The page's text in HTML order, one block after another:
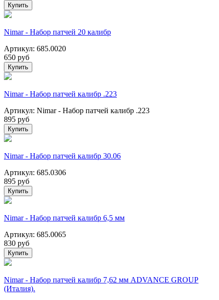
Купить
Nimar - Набор патчей 20 калибр
Артикул: 685.0020
650 руб
Купить
Nimar - Набор патчей калибр .223
Артикул: Nimar - Набор патчей калибр .223
895 руб
Купить
Nimar - Набор патчей калибр 30.06
Артикул: 685.0306
895 руб
Купить
Nimar - Набор патчей калибр 6,5 мм
Артикул: 685.0065
830 руб
Купить
Nimar - Набор патчей калибр 7,62 мм ADVANCE GROUP
(Италия).